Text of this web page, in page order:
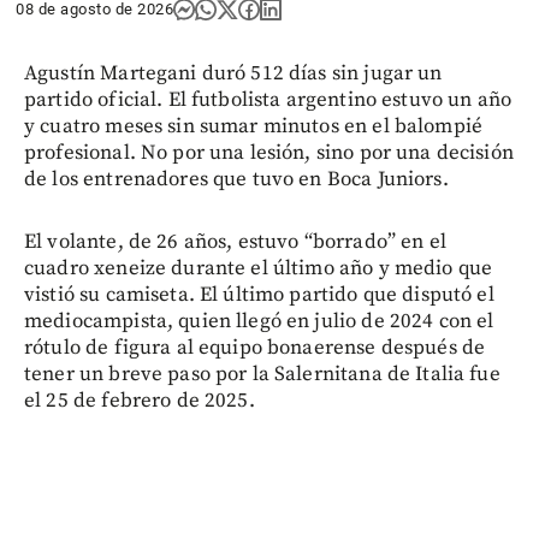
08 de agosto de 2026
Agustín Martegani duró 512 días sin jugar un
partido oficial. El futbolista argentino estuvo un año
y cuatro meses sin sumar minutos en el balompié
profesional. No por una lesión, sino por una decisión
de los entrenadores que tuvo en Boca Juniors.
El volante, de 26 años, estuvo “borrado” en el
cuadro xeneize durante el último año y medio que
vistió su camiseta. El último partido que disputó el
mediocampista, quien llegó en julio de 2024 con el
rótulo de figura al equipo bonaerense después de
tener un breve paso por la Salernitana de Italia fue
el 25 de febrero de 2025.